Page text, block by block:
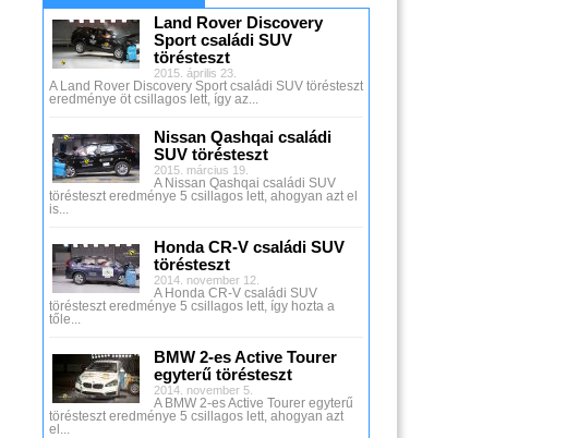
Land Rover Discovery
Sport családi SUV
törésteszt
2015. április 23.
A Land Rover Discovery Sport családi SUV törésteszt
eredménye öt csillagos lett, így az...
Nissan Qashqai családi
SUV törésteszt
2015. március 19.
A Nissan Qashqai családi SUV
törésteszt eredménye 5 csillagos lett, ahogyan azt el
is...
Honda CR-V családi SUV
törésteszt
2014. november 12.
A Honda CR-V családi SUV
törésteszt eredménye 5 csillagos lett, így hozta a
tőle...
BMW 2-es Active Tourer
egyterű törésteszt
2014. november 5.
A BMW 2-es Active Tourer egyterű
törésteszt eredménye 5 csillagos lett, ahogyan azt
el...